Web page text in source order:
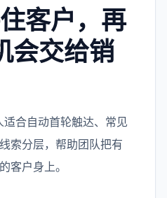
客户，再
会交给销
合自动首轮触达、常见
索分层，帮助团队把有
客户身上。